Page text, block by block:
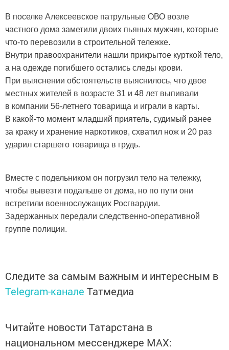
В поселке Алексеевское патрульные ОВО возле
частного дома заметили двоих пьяных мужчин, которые
что-то перевозили в строительной тележке.
Внутри правоохранители нашли прикрытое курткой тело,
а на одежде погибшего остались следы крови.
При выяснении обстоятельств выяснилось, что двое
местных жителей в возрасте 31 и 48 лет выпивали
в компании 56-летнего товарища и играли в карты.
В какой-то момент младший приятель, судимый ранее
за кражу и хранение наркотиков, схватил нож и 20 раз
ударил старшего товарища в грудь.
Вместе с подельником он погрузил тело на тележку,
чтобы вывезти подальше от дома, но по пути они
встретили военнослужащих Росгвардии.
Задержанных передали следственно-оперативной
группе полиции.
Следите за самым важным и интересным в
Telegram-канале Татмедиа
Читайте новости Татарстана в
национальном мессенджере MАХ: